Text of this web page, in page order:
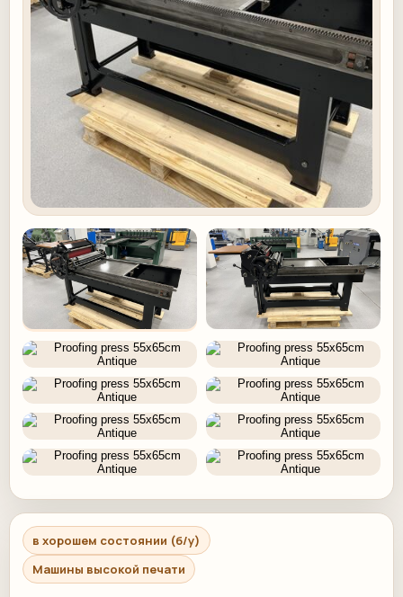
в хорошем состоянии (б/у)
Машины высокой печати